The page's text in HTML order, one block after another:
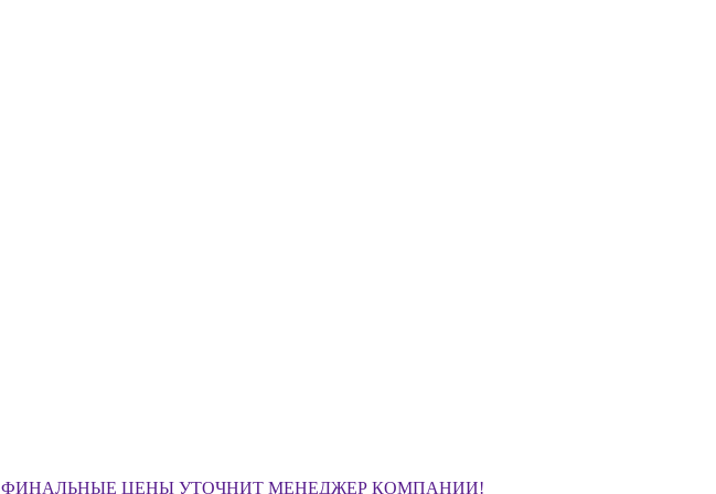
ФИНАЛЬНЫЕ ЦЕНЫ УТОЧНИТ МЕНЕДЖЕР КОМПАНИИ!